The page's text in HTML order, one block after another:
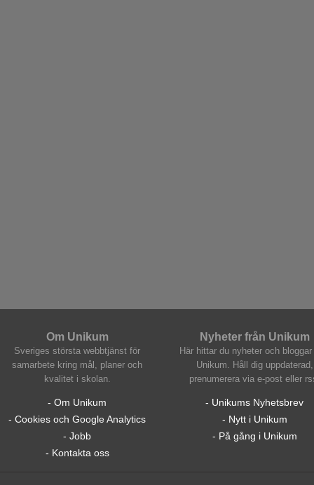
Om Unikum
Sveriges största webbtjänst för
samarbete kring mål, planer och
kvalitet i skolan.
- Om Unikum
- Cookies och Google Analytics
- Jobb
- Kontakta oss
Nyheter från Unikum
Här hittar du nyheter och bloggar
Unikum. Håll dig uppdaterad,
prenumerera via e-post eller
- Unikums Nyhetsbrev
- Nytt i Unikum
- På gång i Unikum